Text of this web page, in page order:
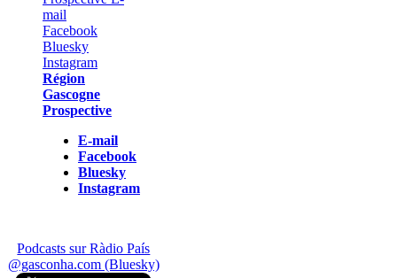
Région
Gascogne
Prospective
E-mail
Facebook
Bluesky
Instagram
Podcasts sur Ràdio País
@gasconha.com (Bluesky)